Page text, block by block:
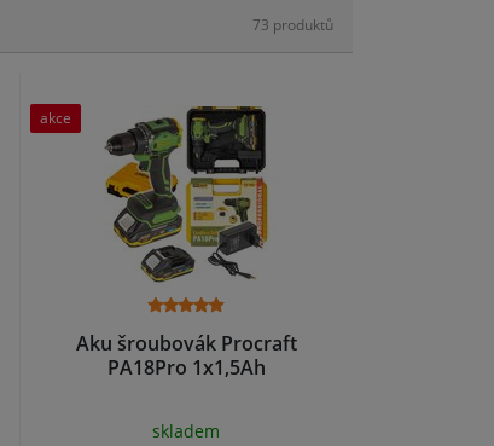
Aku šroubovák Procraft
PA18Pro 1x1,5Ah
akce
skladem